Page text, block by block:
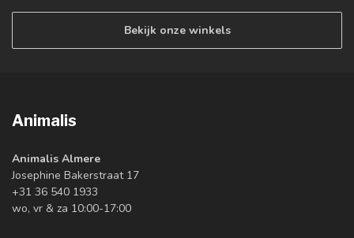
Bekijk onze winkels
Animalis
Animalis Almere
Josephine Bakerstraat 17
+31 36 540 1933
wo, vr & za 10:00-17:00